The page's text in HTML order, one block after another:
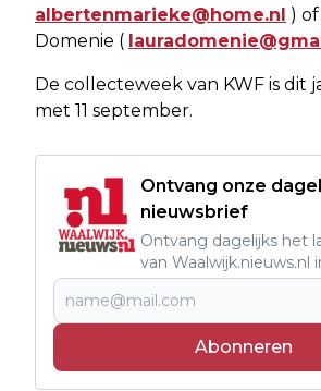
albertenmarieke@home.nl )
Domenie (
De collecteweek van KWF is dit
met 11 september.
Ontvang onze
nieuwsbrief
Ontvang dagelijks het
van Waalwijk.nieuws.nl
Abonneren